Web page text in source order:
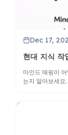
Dec 17,
현대 지식 작
마인드 매핑이
는지 알아보세요